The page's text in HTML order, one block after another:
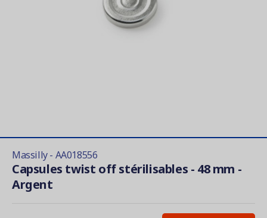
Massilly - AA018556
Capsules twist off stérilisables - 48 mm -
Argent